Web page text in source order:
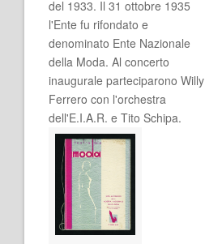
del 1933. Il 31 ottobre 1935
l'Ente fu rifondato e
denominato Ente Nazionale
della Moda. Al concerto
inaugurale parteciparono Willy
Ferrero con l'orchestra
dell'E.I.A.R. e Tito Schipa.